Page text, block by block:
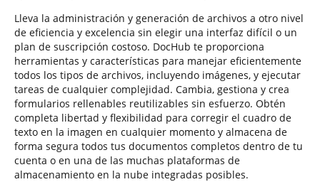
Lleva la administración y generación de archivos a otro nivel
de eficiencia y excelencia sin elegir una interfaz difícil o un
plan de suscripción costoso. DocHub te proporciona
herramientas y características para manejar eficientemente
todos los tipos de archivos, incluyendo imágenes, y ejecutar
tareas de cualquier complejidad. Cambia, gestiona y crea
formularios rellenables reutilizables sin esfuerzo. Obtén
completa libertad y flexibilidad para corregir el cuadro de
texto en la imagen en cualquier momento y almacena de
forma segura todos tus documentos completos dentro de tu
cuenta o en una de las muchas plataformas de
almacenamiento en la nube integradas posibles.